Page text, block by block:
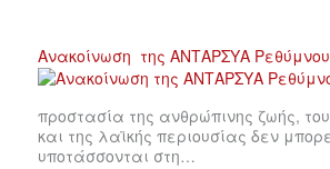
Ανακοίνωση της ΑΝΤΑΡΣΥΑ Ρεθύμνου
προστασία της ανθρώπινης ζωής,
και της λαϊκής περιουσίας δεν
υποτάσσονται στη…